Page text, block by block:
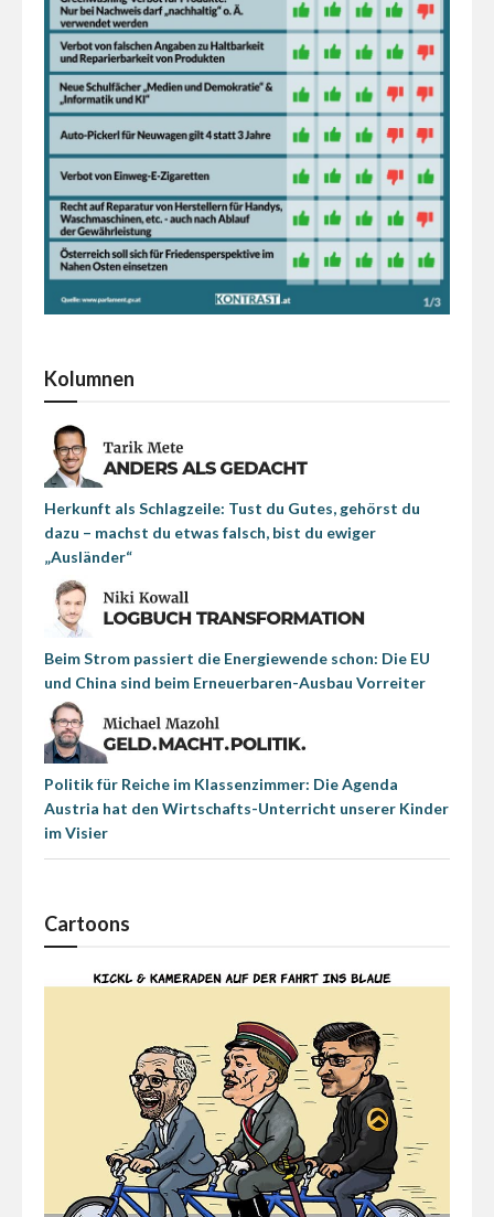
Kolumnen
Herkunft als Schlagzeile: Tust du Gutes, gehörst du
dazu – machst du etwas falsch, bist du ewiger
„Ausländer“
Beim Strom passiert die Energiewende schon: Die EU
und China sind beim Erneuerbaren-Ausbau Vorreiter
Politik für Reiche im Klassenzimmer: Die Agenda
Austria hat den Wirtschafts-Unterricht unserer Kinder
im Visier
Cartoons